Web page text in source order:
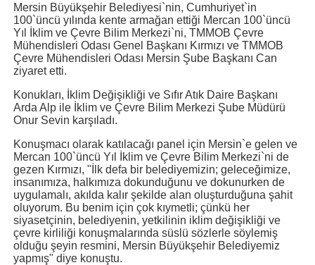
Mersin Büyükşehir Belediyesi`nin, Cumhuriyet`in
100`üncü yılında kente armağan ettiği Mercan 100`üncü
Yıl İklim ve Çevre Bilim Merkezi`ni, TMMOB Çevre
Mühendisleri Odası Genel Başkanı Kırmızı ve TMMOB
Çevre Mühendisleri Odası Mersin Şube Başkanı Can
ziyaret etti.
Konukları, İklim Değişikliği ve Sıfır Atık Daire Başkanı
Arda Alp ile İklim ve Çevre Bilim Merkezi Şube Müdürü
Onur Sevin karşıladı.
Konuşmacı olarak katılacağı panel için Mersin`e gelen ve
Mercan 100`üncü Yıl İklim ve Çevre Bilim Merkezi`ni de
gezen Kırmızı, "İlk defa bir belediyemizin; geleceğimize,
insanımıza, halkımıza dokunduğunu ve dokunurken de
uygulamalı, akılda kalır şekilde alan oluşturduğuna şahit
oluyorum. Bu benim için çok kıymetli; çünkü her
siyasetçinin, belediyenin, yetkilinin iklim değişikliği ve
çevre kirliliği konuşmalarında süslü sözlerle söylemiş
olduğu şeyin resmini, Mersin Büyükşehir Belediyemiz
yapmış" diye konuştu.